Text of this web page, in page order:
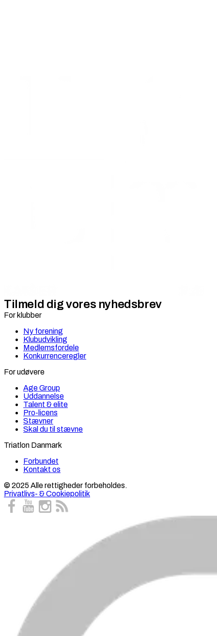
Tilmeld dig vores nyhedsbrev
For klubber
Ny forening
Klubudvikling
Medlemsfordele
Konkurrenceregler
For udøvere
Age Group
Uddannelse
Talent & elite
Pro-licens
Stævner
Skal du til stævne
Triatlon Danmark
Forbundet
Kontakt os
© 2025 Alle rettigheder forbeholdes.
Privatlivs- & Cookiepolitik